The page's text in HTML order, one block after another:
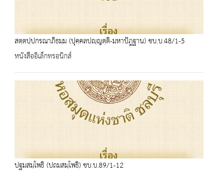
สตฺตปฺปกรณาภิธมฺม (ปุคฺคลปญฺญตฺติ-มหาปัฎฐาน) ชบ.บ.48/1-5
หนังสืออิเล็กทรอนิกส์
ปฐมสมฺโพธิ (ปถมสมฺโพธิ) ชบ.บ.89/1-12